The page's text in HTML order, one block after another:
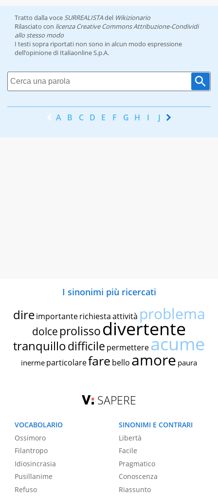
Tratto dalla voce SURREALISTAdel Wikizionario
Rilasciato con licenza Creative Commons Attribuzione-Condividi
allo stesso modo
I testi sopra riportati non sono in alcun modo espressione
dell’opinione di Italiaonline S.p.A.
A B C D E F G H I J K
I sinonimi più ricercati
dire importante richiestaattività problema
dolce prolissodivertente
tranquillodifficile permettereacume
inerme particolarefare bello amore paura
SAPERE
VOCABOLARIO
Ossimoro
Filantropo
Idiosincrasia
Pusillanime
Refuso
SINONIMI E CONTRARI
Libertà
Facile
Pragmatico
Conoscenza
Riassunto